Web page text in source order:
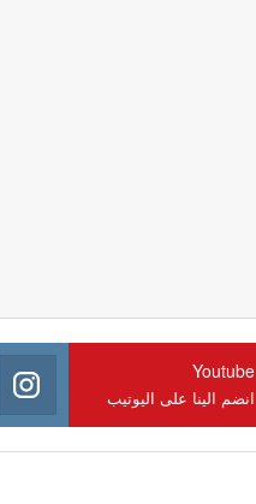
Youtube
انضم الينا على اليوتيب